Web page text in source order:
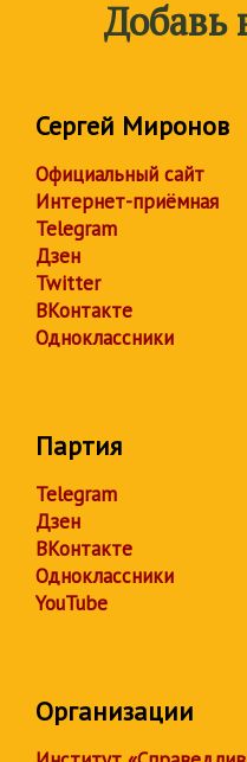
Добавь
Сергей Миронов
Официальный сайт
Интернет-приёмная
Telegram
Дзен
Twitter
ВКонтакте
Одноклассники
Партия
Telegram
Дзен
ВКонтакте
Одноклассники
YouTube
Организации